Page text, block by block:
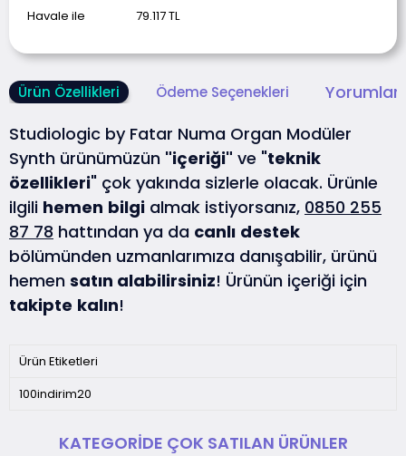
Havale ile 79.117TL
Ürün Özellikleri Ödeme Seçenekleri
Studiologic by Fatar Numa Organ Modüler
Synth ürünümüzün "içeriği" ve "teknik
özellikleri" çok yakında sizlerle olacak. Ürünle
ilgili hemen bilgi almak istiyorsanız, 0850 255
87 78 hattından ya da canlı destek
bölümünden uzmanlarımıza danışabilir, ürünü
hemen satın alabilirsiniz! Ürünün içeriği için
takipte kalın!
Ürün Etiketleri
100indirim20
KATEGORIDE ÇOK SATILAN ÜRÜNLER